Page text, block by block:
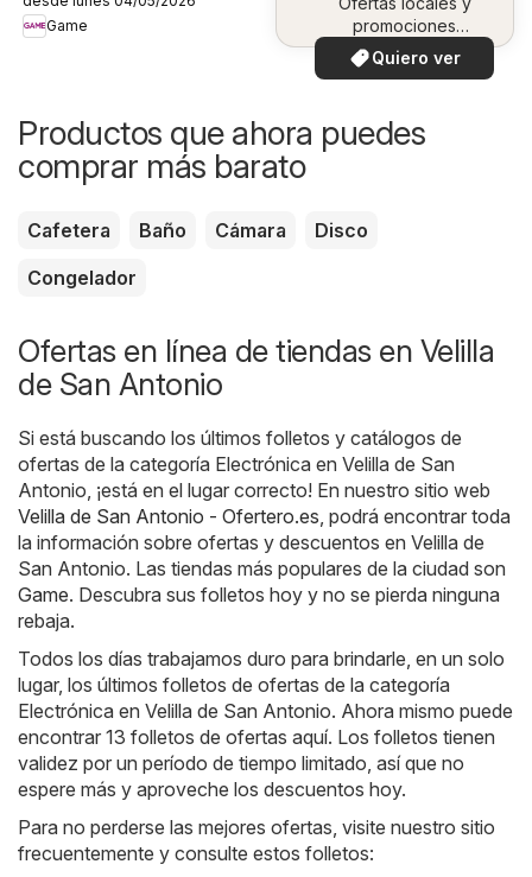
Game
promociones
especiales.
Quiero ver
Productos que ahora puedes
comprar más barato
Cafetera Baño Cámara
Disco
Congelador
Ofertas en línea de tiendas en Velilla
de San Antonio
Si está buscando los últimos folletos y catálogos de
ofertas de la categoría Electrónica en Velilla de San
Antonio, ¡está en el lugar correcto! En nuestro sitio web
Velilla de San Antonio - Ofertero.es , podrá encontrar toda
la información sobre ofertas y descuentos en Velilla de
San Antonio. Las tiendas más populares de la ciudad son
Game. Descubra sus folletos hoy y no se pierda ninguna
rebaja.
Todos los días trabajamos duro para brindarle, en un solo
lugar, los últimos folletos de ofertas de la categoría
Electrónica en Velilla de San Antonio. Ahora mismo puede
encontrar 13 folletos de ofertas aquí. Los folletos tienen
validez por un período de tiempo limitado, así que no
espere más y aproveche los descuentos hoy.
Para no perderse las mejores ofertas, visite nuestro sitio
frecuentemente y consulte estos folletos: